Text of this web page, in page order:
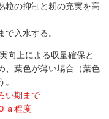
粒の抑制と籾の充実を高
入水する。
向上による収量確保と
、葉色が薄い場合（葉色
い期まで
ａ程度